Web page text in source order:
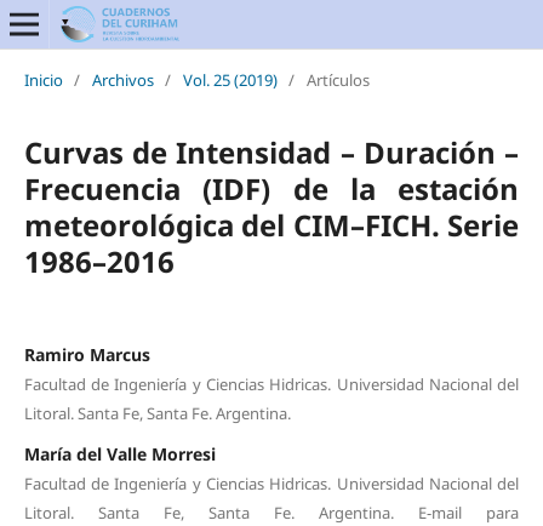
Inicio / Archivos / Vol. 25 (2019) / Artículos
Curvas de Intensidad – Duración –
Frecuencia (IDF) de la estación
meteorológica del CIM–FICH. Serie
1986–2016
Ramiro Marcus
Facultad de Ingeniería y Ciencias Hidricas. Universidad Nacional del
Litoral. Santa Fe, Santa Fe. Argentina.
María del Valle Morresi
Facultad de Ingeniería y Ciencias Hidricas. Universidad Nacional del
Litoral. Santa Fe, Santa Fe. Argentina. E-mail para